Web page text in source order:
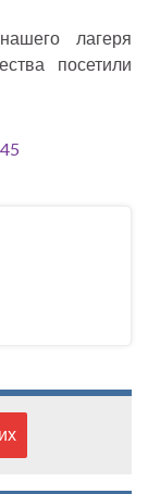
лагеря
посетили